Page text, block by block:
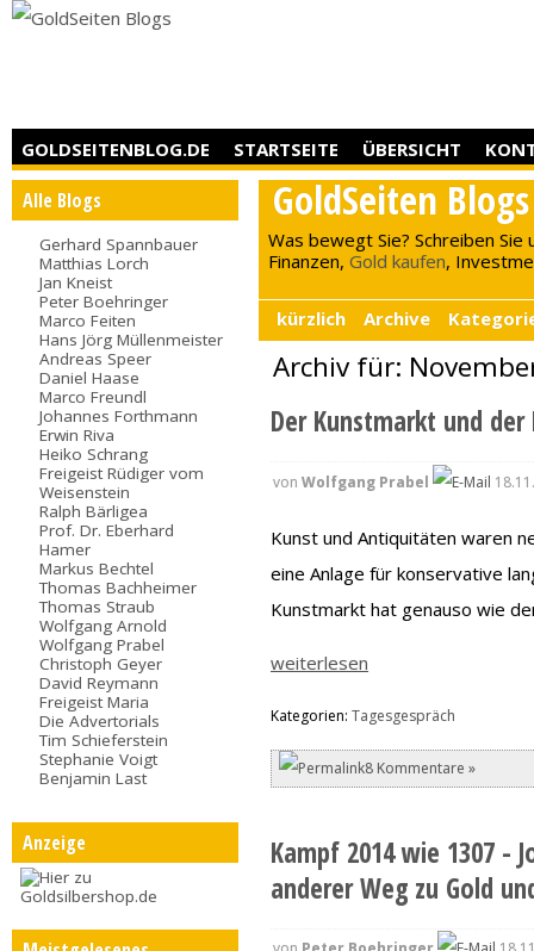
GOLDSEITENBLOG.DE STARTSEITE ÜBERSICHT
Alle Blogs
Gerhard Spannbauer
Matthias Lorch
Jan Kneist
Peter Boehringer
Marco Feiten
Hans Jörg Müllenmeister
Andreas Speer
Daniel Haase
Marco Freundl
Johannes Forthmann
Erwin Riva
Heiko Schrang
Freigeist Rüdiger vom
Weisenstein
Ralph Bärligea
Prof. Dr. Eberhard
Hamer
Markus Bechtel
Thomas Bachheimer
Thomas Straub
Wolfgang Arnold
Wolfgang Prabel
Christoph Geyer
David Reymann
Freigeist Maria
Die Advertorials
Tim Schieferstein
Stephanie Voigt
Benjamin Last
Anzeige
GoldSeiten Blogs
Was bewegt Sie? Schreiben Sie
Finanzen,Gold kaufen,
kürzlich Archive
Archiv für:
Der Kunstmarkt und
von Wolfgang Prabel
Kunst und Antiquitäten waren
eine Anlage für konservative
Kunstmarkt hat genauso wie
weiterlesen
Kategorien:Tagesgespräch
8 Kommentare »
Kampf 2014 wie 1307 -
anderer Weg zu Gold